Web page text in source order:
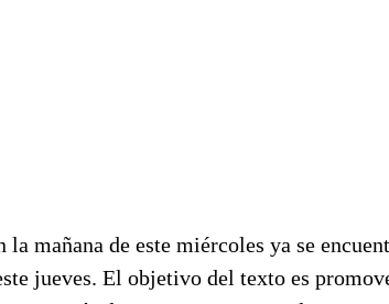
mañana de este miércoles ya se
jueves. El objetivo del texto es